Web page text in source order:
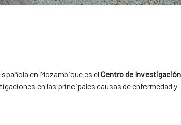
en Mozambique es el Centro de Investigación
en las principales causas de enfermedad y